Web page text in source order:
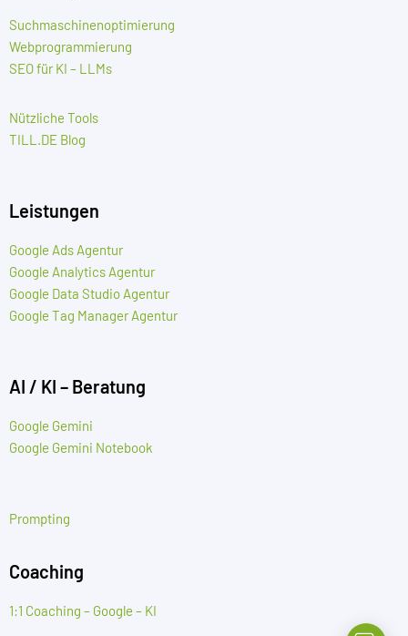
Suchmaschinenoptimierung
Webprogrammierung
SEO für KI – LLMs
Nützliche Tools
TILL.DE Blog
Leistungen
Google Ads Agentur
Google Analytics Agentur
Google Data Studio Agentur
Google Tag Manager Agentur
AI / KI – Beratung
Google Gemini
Google Gemini Notebook
Prompting
Coaching
1:1 Coaching – Google – KI